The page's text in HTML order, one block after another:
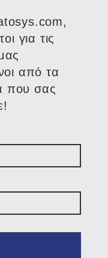
για τις
από τα
που σας